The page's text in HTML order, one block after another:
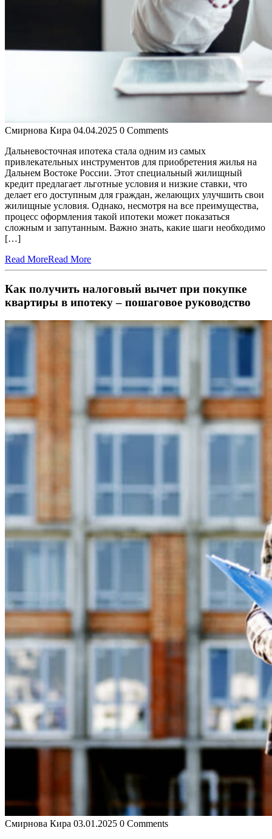
Смирнова Кира 04.04.2025 0 Comments
Дальневосточная ипотека стала одним из самых
привлекательных инструментов для приобретения жилья на
Дальнем Востоке России. Этот специальный жилищный
кредит предлагает льготные условия и низкие ставки, что
делает его доступным для граждан, желающих улучшить свои
жилищные условия. Однако, несмотря на все преимущества,
процесс оформления такой ипотеки может показаться
сложным и запутанным. Важно знать, какие шаги необходимо
[…]
Read MoreRead More
Как получить налоговый вычет при покупке
квартиры в ипотеку – пошаговое руководство
Смирнова Кира 03.01.2025 0 Comments